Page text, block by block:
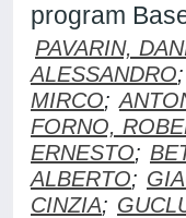
program
PAVARIN,
ALESSANDRO;
MIRCO;
FORNO,
ERNESTO;
ALBERTO;
CINZIA;